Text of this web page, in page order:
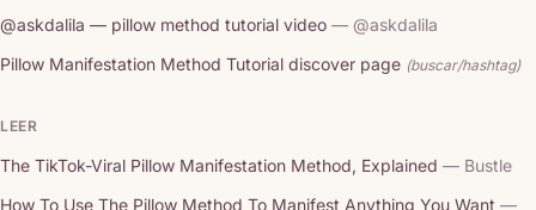
@askdalila — pillow method tutorial video — @askdalila
Pillow Manifestation Method Tutorial discover page (buscar/hashtag)
LEER
The TikTok-Viral Pillow Manifestation Method, Explained — Bustle
How To Use The Pillow Method To Manifest Anything You Want —